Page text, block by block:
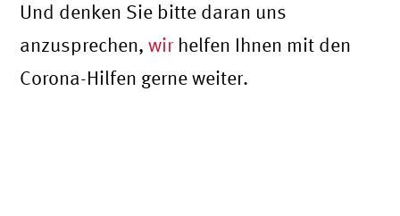
Und denken Sie bitte daran uns
anzusprechen,wirhelfen Ihnen mit den
Corona-Hilfen gerne weiter.